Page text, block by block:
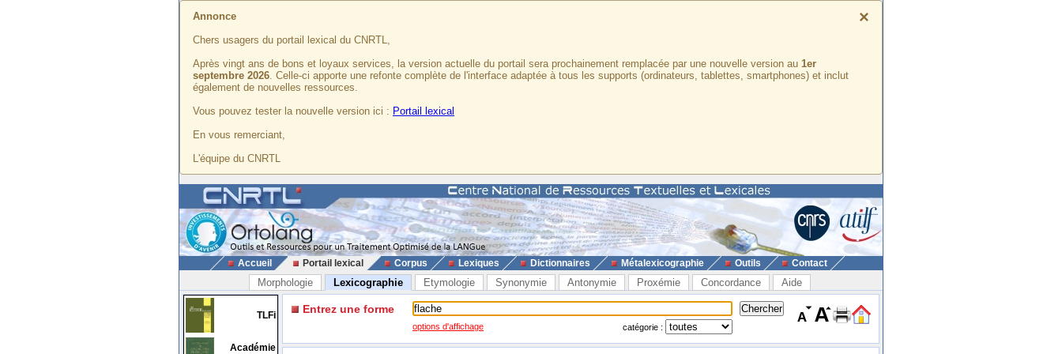
×
Annonce
Chers usagers du portail lexical du CNRTL,
Après vingt ans de bons et loyaux services, la version actuelle du portail sera prochainement remplacée par une nouvelle version au 1er
septembre 2026. Celle-ci apporte une refonte complète de l'interface adaptée à tous les supports (ordinateurs, tablettes, smartphones) et inclut
également de nouvelles ressources.
Vous pouvez tester la nouvelle version ici : Portail lexical
En vous remerciant,
L'équipe du CNRTL
Accueil Portail lexical Corpus Lexiques Dictionnaires Métalexicographie Outils Contact
Morphologie Lexicographie Etymologie Synonymie Antonymie Proxémie Concordance Aide
TLFi
Académie
Entrez une forme
options d'affichage catégorie :